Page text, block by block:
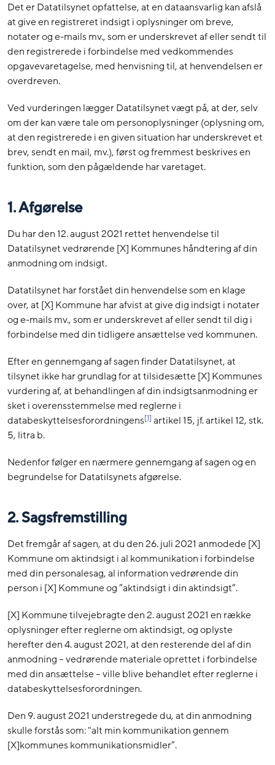
Det er Datatilsynet opfattelse, at en dataansvarlig kan afslå
at give en registreret indsigt i oplysninger om breve,
notater og e-mails mv., som er underskrevet af eller sendt til
den registrerede i forbindelse med vedkommendes
opgavevaretagelse, med henvisning til, at henvendelsen er
overdreven.
Ved vurderingen lægger Datatilsynet vægt på, at der, selv
om der kan være tale om personoplysninger (oplysning om,
at den registrerede i en given situation har underskrevet et
brev, sendt en mail, mv.), først og fremmest beskrives en
funktion, som den pågældende har varetaget.
1. Afgørelse
Du har den 12. august 2021 rettet henvendelse til
Datatilsynet vedrørende [X] Kommunes håndtering af din
anmodning om indsigt.
Datatilsynet har forstået din henvendelse som en klage
over, at [X] Kommune har afvist at give dig indsigt i notater
og e-mails mv., som er underskrevet af eller sendt til dig i
forbindelse med din tidligere ansættelse ved kommunen.
Efter en gennemgang af sagen finder Datatilsynet, at
tilsynet ikke har grundlag for at tilsidesætte [X] Kommunes
vurdering af, at behandlingen af din indsigtsanmodning er
sket i overensstemmelse med reglerne i
databeskyttelsesforordningens[1] artikel 15, jf. artikel 12, stk.
5, litra b.
Nedenfor følger en nærmere gennemgang af sagen og en
begrundelse for Datatilsynets afgørelse.
2. Sagsfremstilling
Det fremgår af sagen, at du den 26. juli 2021 anmodede [X]
Kommune om aktindsigt i al kommunikation i forbindelse
med din personalesag, al information vedrørende din
person i [X] Kommune og ”aktindsigt i din aktindsigt”.
[X] Kommune tilvejebragte den 2. august 2021 en række
oplysninger efter reglerne om aktindsigt, og oplyste
herefter den 4. august 2021, at den resterende del af din
anmodning – vedrørende materiale oprettet i forbindelse
med din ansættelse – ville blive behandlet efter reglerne i
databeskyttelsesforordningen.
Den 9. august 2021 understregede du, at din anmodning
skulle forstås som: "alt min kommunikation gennem
[X]kommunes kommunikationsmidler”.